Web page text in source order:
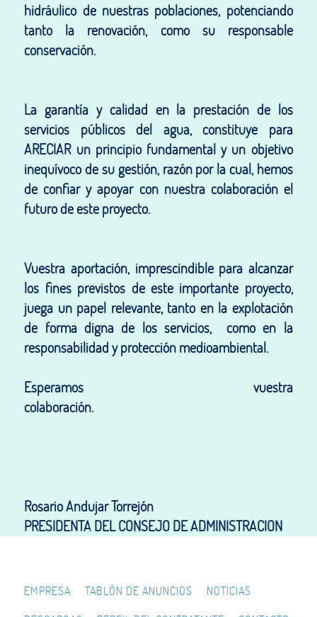
hidráulico de nuestras poblaciones, potenciando
tanto la renovación, como su responsable
conservación.
La garantía y calidad en la prestación de los
servicios públicos del agua, constituye para
ARECIAR un principio fundamental y un objetivo
inequívoco de su gestión, razón por la cual, hemos
de confiar y apoyar con nuestra colaboración el
futuro de este proyecto.
Vuestra aportación, imprescindible para alcanzar
los fines previstos de este importante proyecto,
juega un papel relevante, tanto en la explotación
de forma digna de los servicios, como en la
responsabilidad y protección medioambiental.
Esperamos vuestra
colaboración.
Rosario Andujar Torrejón
PRESIDENTA DEL CONSEJO DE ADMINISTRACION
EMPRESA TABLÓN DE ANUNCIOS NOTICIAS